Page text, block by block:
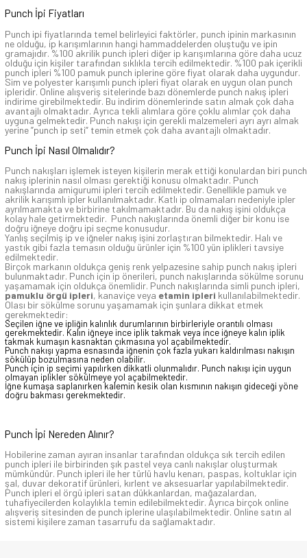
Punch İpi Fiyatları
Punch ipi fiyatlarında temel belirleyici faktörler, punch ipinin markasının
ne olduğu, ip karışımlarının hangi hammaddelerden oluştuğu ve ipin
gramajıdır. %100 akrilik punch ipleri diğer ip karışımlarına göre daha ucuz
olduğu için kişiler tarafından sıklıkla tercih edilmektedir. %100 pak içerikli
punch ipleri %100 pamuk punch iplerine göre fiyat olarak daha uygundur.
Sim ve polyester karışımlı punch ipleri fiyat olarak en uygun olan punch
ipleridir. Online alışveriş sitelerinde bazı dönemlerde punch nakış ipleri
indirime girebilmektedir. Bu indirim dönemlerinde satın almak çok daha
avantajlı olmaktadır. Ayrıca tekli alımlara göre çoklu alımlar çok daha
uyguna gelmektedir. Punch nakışı için gerekli malzemeleri ayrı ayrı almak
yerine ”punch ip seti” temin etmek çok daha avantajlı olmaktadır.
Punch İpi Nasıl Olmalıdır?
Punch nakışları işlemek isteyen kişilerin merak ettiği konulardan biri punch
nakış iplerinin nasıl olması gerektiği konusu olmaktadır. Punch
nakışlarında amigurumi ipleri tercih edilmektedir. Genellikle pamuk ve
akrilik karışımlı ipler kullanılmaktadır. Katlı ip olmamaları nedeniyle ipler
ayrılmamakta ve birbirine takılmamaktadır. Bu da nakış işini oldukça
kolay hale getirmektedir. Punch nakışlarında önemli diğer bir konu ise
doğru iğneye doğru ipi seçme konusudur.
Yanlış seçilmiş ip ve iğneler nakış işini zorlaştıran bilmektedir. Halı ve
yastık gibi fazla temasın olduğu ürünler için %100 yün iplikleri tavsiye
edilmektedir.
Birçok markanın oldukça geniş renk yelpazesine sahip punch nakış ipleri
bulunmaktadır. Punch için ip önerileri, punch nakışlarında sökülme sorunu
yaşamamak için oldukça önemlidir. Punch nakışlarında simli punch ipleri,
pamuklu örgü ipleri, kanaviçe veya etamin ipleri kullanılabilmektedir.
Olası bir sökülme sorunu yaşamamak için şunlara dikkat etmek
gerekmektedir:
Seçilen iğne ve ipliğin kalınlık durumlarının birbirleriyle orantılı olması
gerekmektedir. Kalın iğneye ince iplik takmak veya ince iğneye kalın iplik
takmak kumaşın kasnaktan çıkmasına yol açabilmektedir.
Punch nakışı yapma esnasında iğnenin çok fazla yukarı kaldırılması nakışın
sökülüp bozulmasına neden olabilir.
Punch için ip seçimi yapılırken dikkatli olunmalıdır. Punch nakışı için uygun
olmayan iplikler sökülmeye yol açabilmektedir.
İğne kumaşa saplanırken kalemin kesik olan kısmının nakışın gideceği yöne
doğru bakması gerekmektedir.
Punch İpi Nereden Alınır?
Hobilerine zaman ayıran insanlar tarafından oldukça sık tercih edilen
punch ipleri ile birbirinden şık pastel veya canlı nakışlar oluşturmak
mümkündür. Punch ipleri ile her türlü havlu kenarı, paspas, koltuklar için
şal, duvar dekoratif ürünleri, kırlent ve aksesuarlar yapılabilmektedir.
Punch ipleri el örgü ipleri satan dükkanlardan, mağazalardan,
tuhafiyecilerden kolaylıkla temin edilebilmektedir. Ayrıca birçok online
alışveriş sitesinden de punch iplerine ulaşılabilmektedir. Online satın al
sistemi kişilere zaman tasarrufu da sağlamaktadır.